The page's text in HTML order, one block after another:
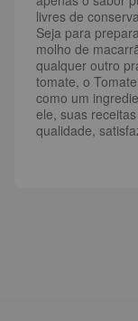
livres de
Seja para
molho de
qualquer outro
tomate, o
como um
ele, suas
qualidade,